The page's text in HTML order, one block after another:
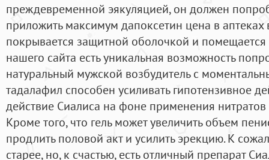
преждевременной эякуляцией, он должен
приложить максимум дапоксетин цена в
покрывается защитной оболочкой и помещается
нашего сайта есть уникальная возможность
натуральный мужской возбудитель с
тадалафил способен усиливать гипотензивное
действие Сиалиса на фоне применения
Кроме того, что гель может увеличить объем
продлить половой акт и усилить эрекцию. К
старее, но, к счастью, есть отличный препарат